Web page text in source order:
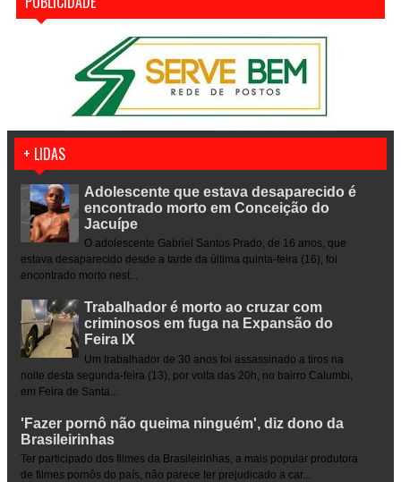
+ LIDAS
Adolescente que estava desaparecido é
encontrado morto em Conceição do
Jacuípe
O adolescente Gabriel Santos Prado, de 16 anos, que
estava desaparecido desde a tarde da última quinta-feira (16), foi
encontrado morto nest...
Trabalhador é morto ao cruzar com
criminosos em fuga na Expansão do
Feira IX
Um trabalhador de 30 anos foi assassinado a tiros na
noite desta segunda-feira (13), por volta das 20h, no bairro Calumbi,
em Feira de Santa...
'Fazer pornô não queima ninguém', diz dono da
Brasileirinhas
Ter participado dos filmes da Brasileirinhas, a mais popular produtora
de filmes pornôs do país, não parece ter prejudicado a car...